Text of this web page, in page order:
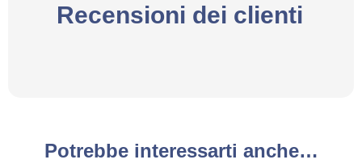
Recensioni dei clienti
Potrebbe interessarti anche…